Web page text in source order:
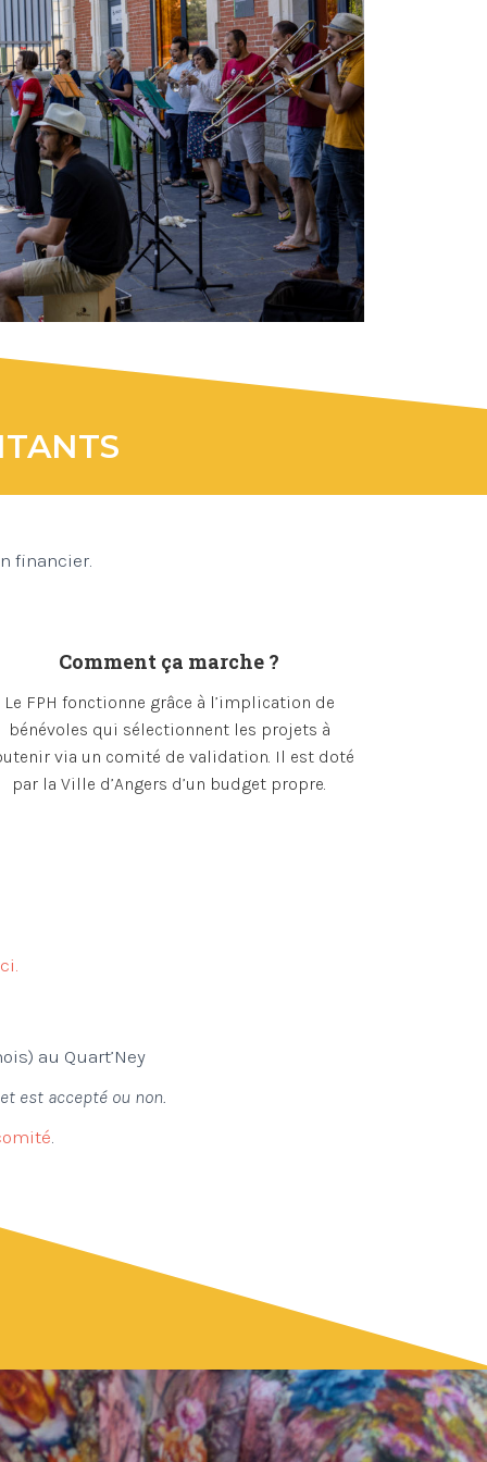
financier.
Comment ça marche ?
Le FPH fonctionne grâce à l’implication de
bénévoles qui sélectionnent les projets à
via un comité de validation. Il est doté
par la Ville d’Angers d’un budget propre.
au Quart’Ney
est accepté ou non.
.